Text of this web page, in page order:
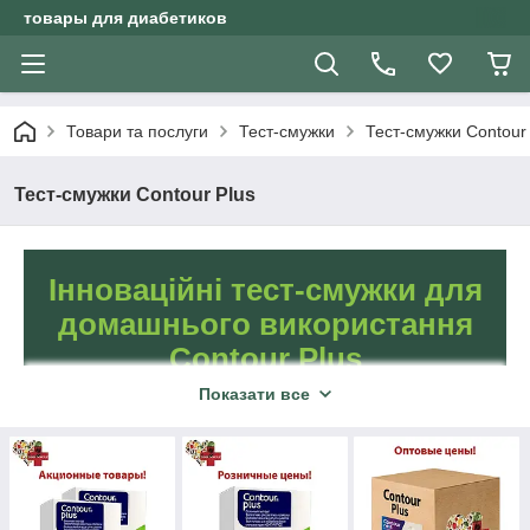
товары для диабетиков
Товари та послуги Тест-смужки Тест-смужки Contour
Тест-смужки Contour Plus
Інноваційні тест-смужки для
домашнього використання
Contour Plus
Contour Plus для
контролю рівня цукру в
крові. Результат всього
через
секунд!
Показати все